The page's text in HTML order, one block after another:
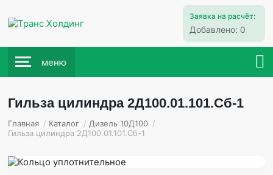
Заявка на расчёт:
Добавлено: 0
меню
Гильза цилиндра 2Д100.01.101.Сб-1
Главная / Каталог / Дизель 10Д100 /
Гильза цилиндра 2Д100.01.101.Сб-1